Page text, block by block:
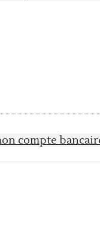
compte